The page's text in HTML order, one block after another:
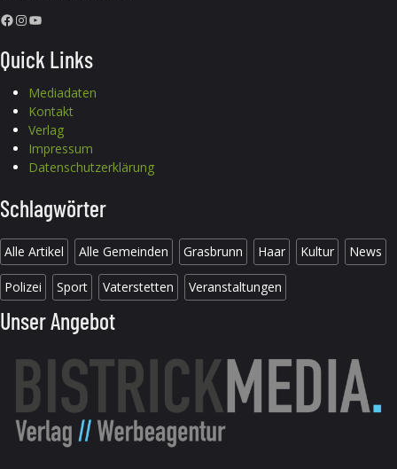
Facebook InstagramYouTube
Quick Links
Mediadaten
Kontakt
Verlag
Impressum
Datenschutzerklärung
Schlagwörter
Alle Artikel Alle Gemeinden Grasbrunn Haar Kultur News
Polizei Sport Vaterstetten Veranstaltungen
Unser Angebot